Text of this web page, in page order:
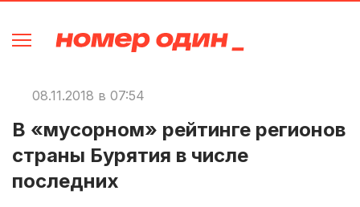
08.11.2018 в 07:54
В «мусорном» рейтинге регионов
страны Бурятия в числе
последних